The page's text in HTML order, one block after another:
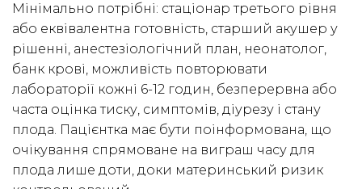
Мінімально потрібні: стаціонар третього рівня
або еквівалентна готовність, старший акушер у
рішенні, анестезіологічний план, неонатолог,
банк крові, можливість повторювати
лабораторії кожні 6-12 годин, безперервна або
часта оцінка тиску, симптомів, діурезу і стану
плода. Пацієнтка має бути поінформована, що
очікування спрямоване на виграш часу для
плода лише доти, доки материнський ризик